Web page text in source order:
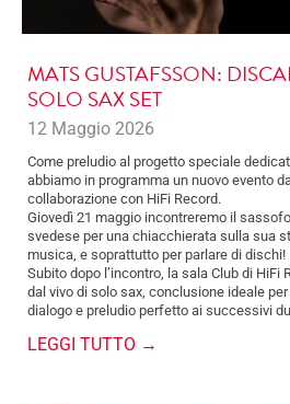
MATS GUSTAFSSON:
SOLO SAX SET
12 Maggio 2026
Come preludio al progetto speciale
abbiamo in programma un nuovo evento
collaborazione con HiFi Record.
Giovedì 21 maggio incontreremo il
svedese per una chiacchierata sulla sua
musica, e soprattutto per parlare di dischi!
Subito dopo l’incontro, la sala Club di HiFi
dal vivo di solo sax, conclusione ideale
dialogo e preludio perfetto ai successivi
LEGGI TUTTO →